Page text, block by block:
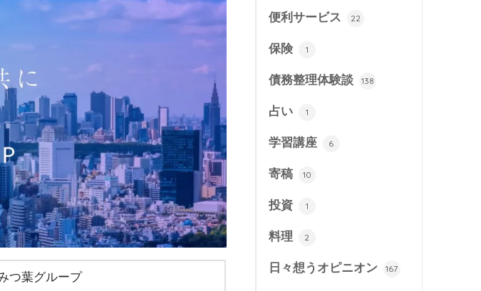
つ葉グループ
便利サービス 22
保険 1
債務整理体験談 138
占い 1
学習講座 6
寄稿 10
投資 1
料理 2
日々想うオピニオン 167